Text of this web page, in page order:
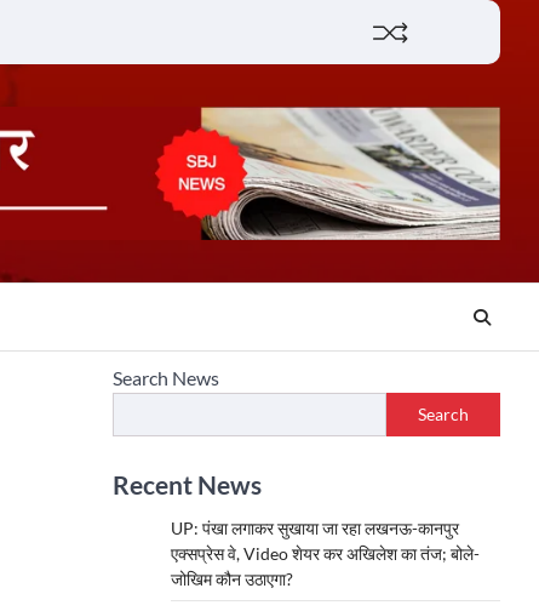
Search News
Search
Recent News
UP: पंखा लगाकर सुखाया जा रहा लखनऊ-कानपुर
एक्सप्रेस वे, Video शेयर कर अखिलेश का तंज; बोले-
जोखिम कौन उठाएगा?